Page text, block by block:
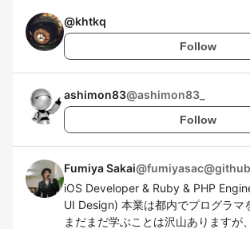
@khtkq
Follow
ashimon83@ashimon83_
Follow
Fumiya Sakai@fumiyasac@github
iOS Developer & Ruby & PHP
UI Design) 本業は都内でプログラマ
まだまだ学ぶことは沢山ありますが